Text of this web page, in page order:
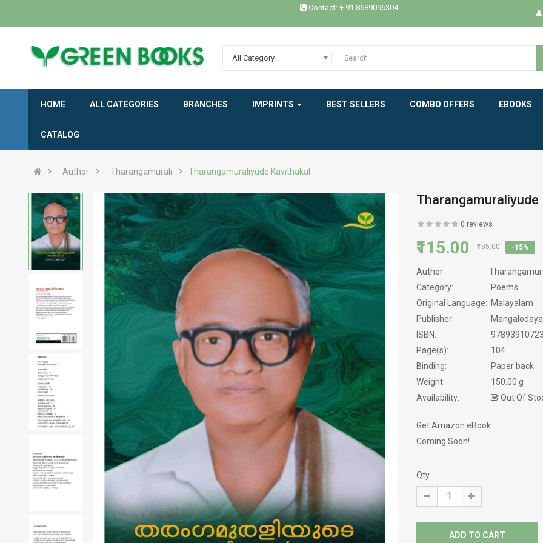
Contact: + 91 8589095304
All Category
HOME ALL CATEGORIES BRANCHES IMPRINTS BEST SELLERS COMBO OFFERS EBOOKS
CATALOG
Author Tharangamurali Tharangamuraliyude Kavithakal
Tharangamuraliyude
0 reviews
₹115.00 ₹135.00 -15%
Author:
Category:
Poems
Original Language: Malayalam
Publisher:
ISBN:
Page(s):
104
Binding:
Paper back
Weight:
150.00 g
Availability:
Out Of
Get Amazon eBook
Coming Soon!.
Qty
HISTORY
MEMOIRS
PHILOSOPHY / SPIRITUALITY
POEMS
PRAVASAM
PSYCHOLOGY
SATIRE
SCREEN PLAY
SELF HELP
SERVICE STORY
SEXOLOGY
SPIRITUAL
STORIES
TRANSLATIONS